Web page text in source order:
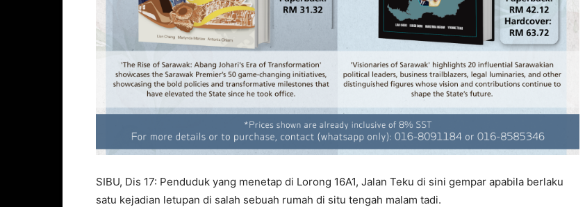
SIBU, Dis 17: Penduduk yang menetap di Lorong 16A1, Jalan Teku di sini gempar apabila berlaku
satu kejadian letupan di salah sebuah rumah di situ tengah malam tadi.